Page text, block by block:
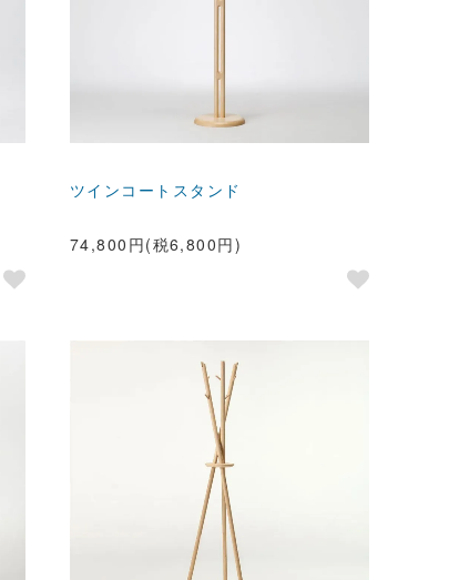
ツインコートスタンド
74,800円(税6,800円)